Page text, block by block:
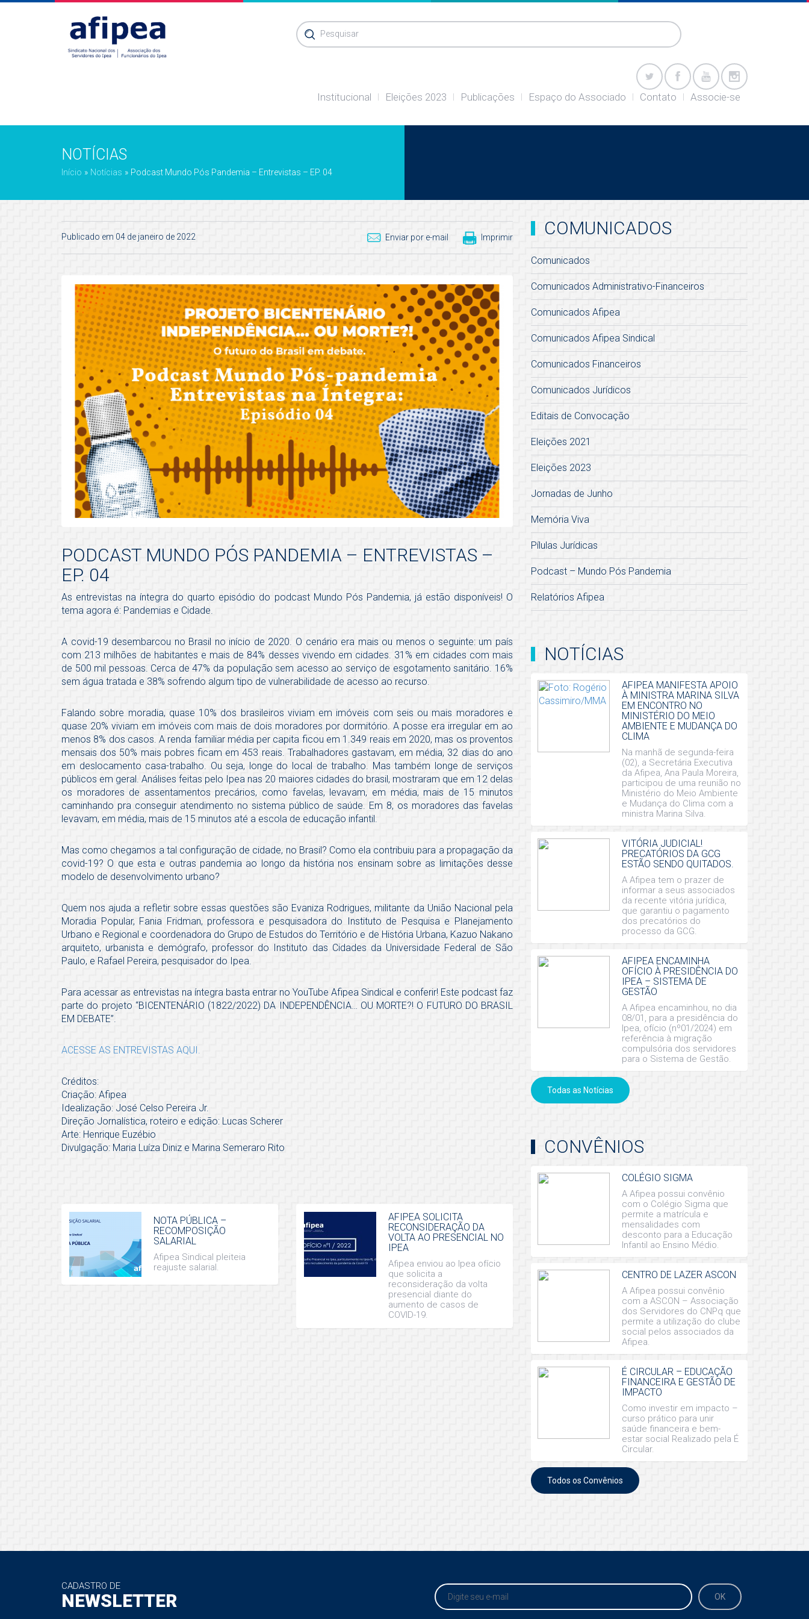
Pesquisar
Institucional Eleições 2023 Publicações Espaço do Associado Contato Associe-se
NOTÍCIAS
Início » Notícias » Podcast Mundo Pós Pandemia – Entrevistas – EP. 04
Publicado em 04 de janeiro de 2022 Enviar por e-mail Imprimir
PODCAST MUNDO PÓS PANDEMIA – ENTREVISTAS –
EP. 04
As entrevistas na íntegra do quarto episódio do podcast Mundo Pós Pandemia, já estão disponíveis! O
tema agora é: Pandemias e Cidade.
A covid-19 desembarcou no Brasil no início de 2020. O cenário era mais ou menos o seguinte: um país
com 213 milhões de habitantes e mais de 84% desses vivendo em cidades. 31% em cidades com mais
de 500 mil pessoas. Cerca de 47% da população sem acesso ao serviço de esgotamento sanitário. 16%
sem água tratada e 38% sofrendo algum tipo de vulnerabilidade de acesso ao recurso.
Falando sobre moradia, quase 10% dos brasileiros viviam em imóveis com seis ou mais moradores e
quase 20% viviam em imóveis com mais de dois moradores por dormitório. A posse era irregular em ao
menos 8% dos casos. A renda familiar média per capita ficou em 1.349 reais em 2020, mas os proventos
mensais dos 50% mais pobres ficam em 453 reais. Trabalhadores gastavam, em média, 32 dias do ano
em deslocamento casa-trabalho. Ou seja, longe do local de trabalho. Mas também longe de serviços
públicos em geral. Análises feitas pelo Ipea nas 20 maiores cidades do brasil, mostraram que em 12 delas
os moradores de assentamentos precários, como favelas, levavam, em média, mais de 15 minutos
caminhando pra conseguir atendimento no sistema público de saúde. Em 8, os moradores das favelas
levavam, em média, mais de 15 minutos até a escola de educação infantil.
Mas como chegamos a tal configuração de cidade, no Brasil? Como ela contribuiu para a propagação da
covid-19? O que esta e outras pandemia ao longo da história nos ensinam sobre as limitações desse
modelo de desenvolvimento urbano?
Quem nos ajuda a refletir sobre essas questões são Evaniza Rodrigues, militante da União Nacional pela
Moradia Popular, Fania Fridman, professora e pesquisadora do Instituto de Pesquisa e Planejamento
Urbano e Regional e coordenadora do Grupo de Estudos do Território e de História Urbana, Kazuo Nakano
arquiteto, urbanista e demógrafo, professor do Instituto das Cidades da Universidade Federal de São
Paulo, e Rafael Pereira, pesquisador do Ipea.
Para acessar as entrevistas na íntegra basta entrar no YouTube Afipea Sindical e conferir! Este podcast faz
parte do projeto “BICENTENÁRIO (1822/2022) DA INDEPENDÊNCIA… OU MORTE?! O FUTURO DO BRASIL
EM DEBATE”.
ACESSE AS ENTREVISTAS AQUI.
Créditos:
Criação: Afipea
Idealização: José Celso Pereira Jr.
Direção Jornalística, roteiro e edição: Lucas Scherer
Arte: Henrique Euzébio
Divulgação: Maria Luíza Diniz e Marina Semeraro Rito
NOTA PÚBLICA –
RECOMPOSIÇÃO
SALARIAL
Afipea Sindical pleiteia
reajuste salarial.
AFIPEA SOLICITA
RECONSIDERAÇÃO DA
VOLTA AO PRESENCIAL NO
IPEA
Afipea enviou ao Ipea ofício
que solicita a
reconsideração da volta
presencial diante do
aumento de casos de
COVID-19.
COMUNICADOS
Comunicados
Comunicados Administrativo-Financeiros
Comunicados Afipea
Comunicados Afipea Sindical
Comunicados Financeiros
Comunicados Jurídicos
Editais de Convocação
Eleições 2021
Eleições 2023
Jornadas de Junho
Memória Viva
Pílulas Jurídicas
Podcast – Mundo Pós Pandemia
Relatórios Afipea
NOTÍCIAS
AFIPEA MANIFESTA APOIO
À MINISTRA MARINA SILVA
EM ENCONTRO NO
MINISTÉRIO DO MEIO
AMBIENTE E MUDANÇA DO
CLIMA
Na manhã de segunda-feira
(02), a Secretária Executiva
da Afipea, Ana Paula Moreira,
participou de uma reunião no
Ministério do Meio Ambiente
e Mudança do Clima com a
ministra Marina Silva.
VITÓRIA JUDICIAL!
PRECATÓRIOS DA GCG
ESTÃO SENDO QUITADOS.
A Afipea tem o prazer de
informar a seus associados
da recente vitória jurídica,
que garantiu o pagamento
dos precatórios do
processo da GCG.
AFIPEA ENCAMINHA
OFÍCIO À PRESIDÊNCIA DO
IPEA – SISTEMA DE
GESTÃO
A Afipea encaminhou, no dia
08/01, para a presidência do
Ipea, ofício (nº01/2024) em
referência à migração
compulsória dos servidores
para o Sistema de Gestão.
Todas as Notícias
CONVÊNIOS
COLÉGIO SIGMA
A Afipea possui convênio
com o Colégio Sigma que
permite a matrícula e
mensalidades com
desconto para a Educação
Infantil ao Ensino Médio.
CENTRO DE LAZER ASCON
A Afipea possui convênio
com a ASCON – Associação
dos Servidores do CNPq que
permite a utilização do clube
social pelos associados da
Afipea.
É CIRCULAR – EDUCAÇÃO
FINANCEIRA E GESTÃO DE
IMPACTO
Como investir em impacto –
curso prático para unir
saúde financeira e bem-
estar social Realizado pela É
Circular.
Todos os Convênios
CADASTRO DE
NEWSLETTER